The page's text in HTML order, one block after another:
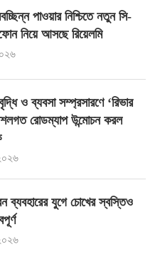
পাওয়ার নিশ্চিতে নতুন সি-
নিয়ে আসছে রিয়েলমি
ও ব্যবসা সম্প্রসারণে ‘রিভার
রোডম্যাপ উন্মোচন করল
ব্যবহারের যুগে চোখের স্বস্তিও